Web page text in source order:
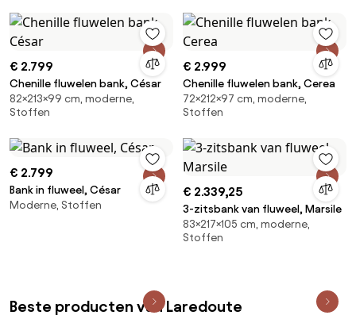
€ 2.799
Chenille fluwelen bank, César
82×213×99 cm, moderne,
Stoffen
€ 2.999
Chenille fluwelen bank, Cerea
72×212×97 cm, moderne,
Stoffen
€ 2.799
Bank in fluweel, César
Moderne, Stoffen
€ 2.339,25
3-zitsbank van fluweel, Marsile
83×217×105 cm, moderne,
Stoffen
Beste producten van Laredoute